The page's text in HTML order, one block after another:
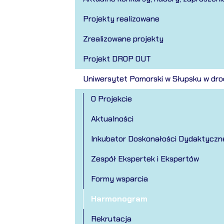
Projekty realizowane
Zrealizowane projekty
Projekt DROP OUT
Uniwersytet Pomorski w Słupsku w
O Projekcie
Aktualności
Inkubator Doskonałości
Zespół Ekspertek i Ekspertów
Formy wsparcia
Harmonogram
Rekrutacja